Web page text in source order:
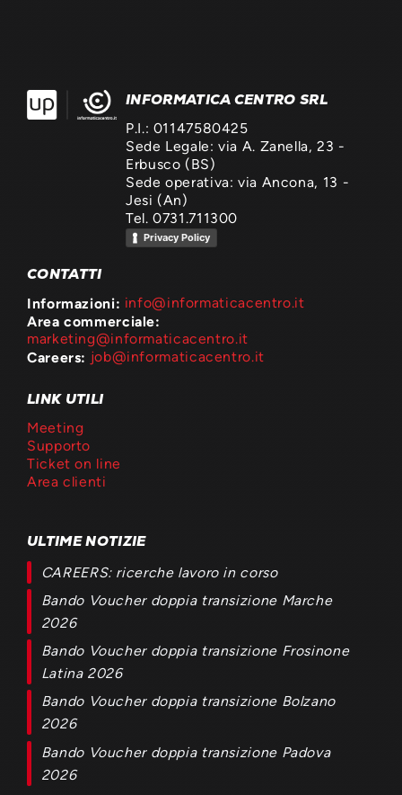
INFORMATICA CENTRO SRL
P.I.: 01147580425
Sede Legale: via A. Zanella, 23 -
Erbusco (BS)
Sede operativa: via Ancona, 13 -
Jesi (An)
Tel. 0731.711300
Privacy Policy
CONTATTI
Informazioni: info@informaticacentro.it
Area commerciale:
marketing@informaticacentro.it
Careers: job@informaticacentro.it
LINK UTILI
Meeting
Supporto
Ticket on line
Area clienti
ULTIME NOTIZIE
CAREERS: ricerche lavoro in corso
Bando Voucher doppia transizione Marche
2026
Bando Voucher doppia transizione Frosinone
Latina 2026
Bando Voucher doppia transizione Bolzano
2026
Bando Voucher doppia transizione Padova
2026